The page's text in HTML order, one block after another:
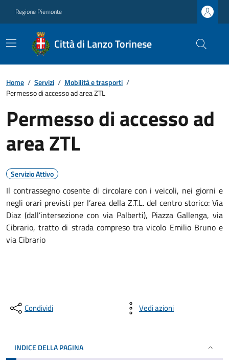
Regione Piemonte
Città di Lanzo Torinese
Home / Servizi / Mobilità e trasporti /
Permesso di accesso ad area ZTL
Permesso di accesso ad
area ZTL
Servizio Attivo
Il contrassegno cosente di circolare con i veicoli, nei giorni e
negli orari previsti per l’area della Z.T.L. del centro storico: Via
Diaz (dall’intersezione con via Palberti), Piazza Gallenga, via
Cibrario, tratto di strada compreso tra vicolo Emilio Bruno e
via Cibrario
Condividi Vedi azioni
INDICE DELLA PAGINA